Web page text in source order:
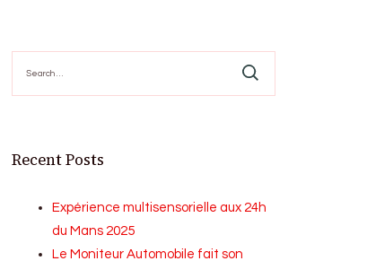
for:
Recent Posts
Expérience multisensorielle aux 24h
du Mans 2025
Le Moniteur Automobile fait son